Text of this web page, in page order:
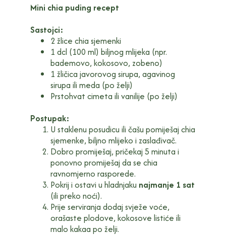
Mini chia puding recept
Sastojci:
2 žlice chia sjemenki
1 dcl (100 ml) biljnog mlijeka (npr.
bademovo, kokosovo, zobeno)
1 žličica javorovog sirupa, agavinog
sirupa ili meda (po želji)
Prstohvat cimeta ili vanilije (po želji)
Postupak:
U staklenu posudicu ili čašu pomiješaj chia
sjemenke, biljno mlijeko i zaslađivač.
Dobro promiješaj, pričekaj 5 minuta i
ponovno promiješaj da se chia
ravnomjerno rasporede.
Pokrij i ostavi u hladnjaku najmanje 1 sat
(ili preko noći).
Prije serviranja dodaj svježe voće,
orašaste plodove, kokosove listiće ili
malo kakaa po želji.